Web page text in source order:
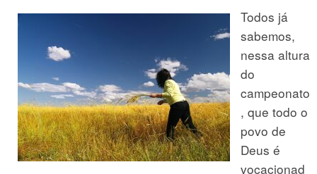
Todos já
sabemos,
nessa altura
do
campeonato
, que todo o
povo de
Deus é
vocacionad